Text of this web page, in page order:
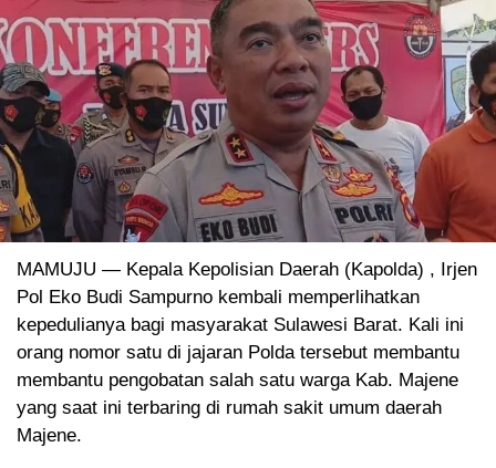
MAMUJU — Kepala Kepolisian Daerah (Kapolda) , Irjen
Pol Eko Budi Sampurno kembali memperlihatkan
kepedulianya bagi masyarakat Sulawesi Barat. Kali ini
orang nomor satu di jajaran Polda tersebut membantu
membantu pengobatan salah satu warga Kab. Majene
yang saat ini terbaring di rumah sakit umum daerah
Majene.